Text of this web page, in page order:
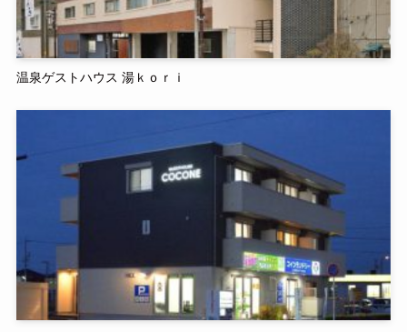
温泉ゲストハウス 湯ｋｏｒｉ